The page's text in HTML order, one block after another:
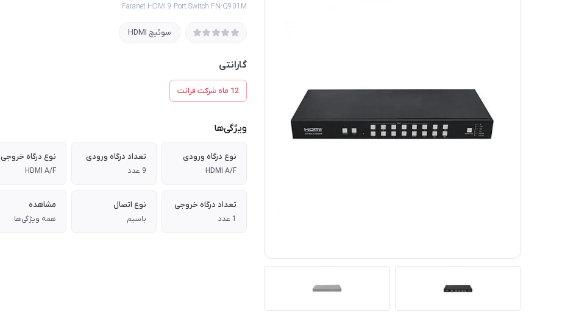
Faranet HDMI 9 Port Switch FN-Q901M
سوئیچ HDMI
گارانتی
12 ماه شرکت فرانت
ویژگی‌ها
نوع درگاه ورودی
HDMI A/F
تعداد درگاه ورودی
9 عدد
نوع درگاه خروجی
HDMI A/F
تعداد درگاه خروجی
1 عدد
نوع اتصال
باسیم
مشاهده
همه ویژگی‌ها